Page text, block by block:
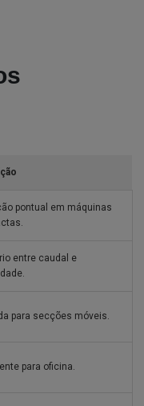
pontual em máquinas
entre caudal e
para secções móveis.
para oficina.